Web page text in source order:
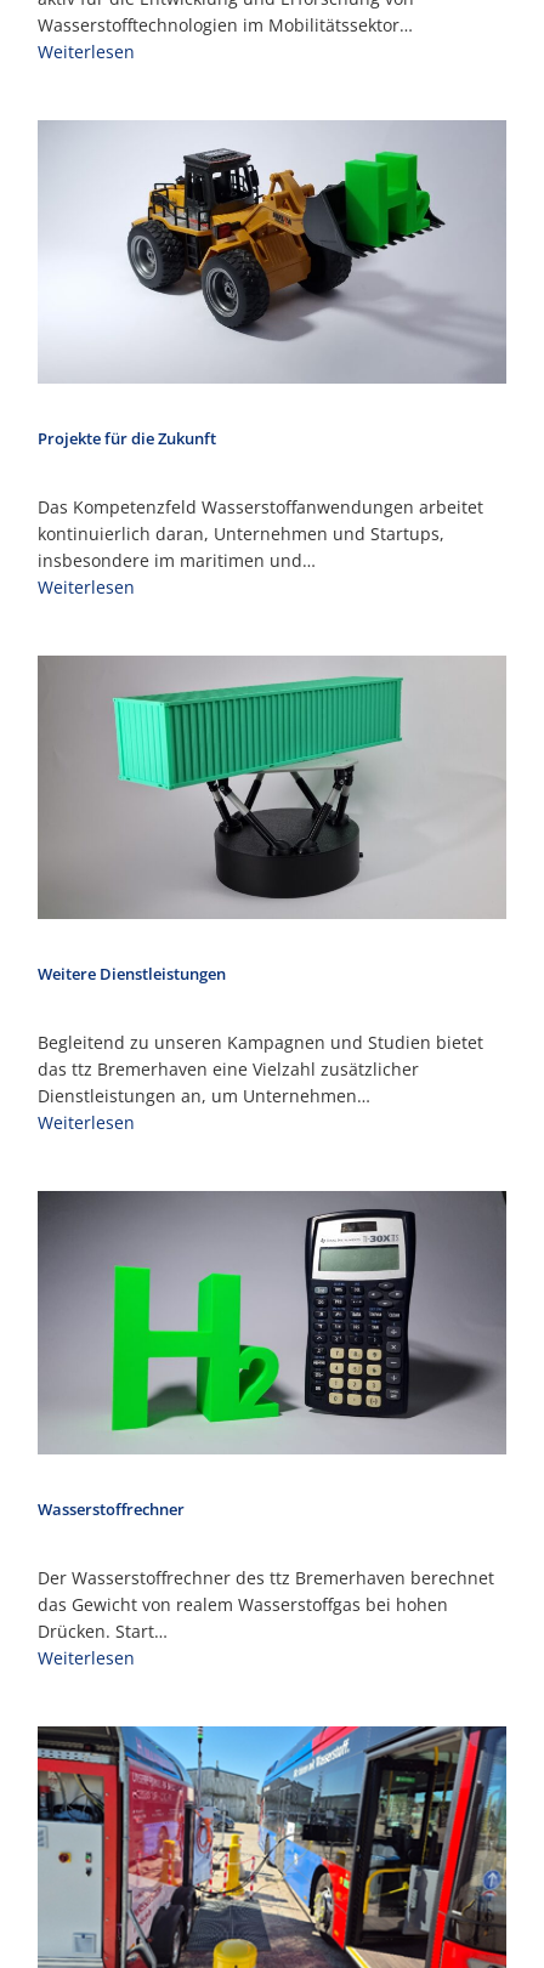
Wasserstofftechnologien im Mobilitätssektor…
Weiterlesen
Projekte für die Zukunft
Das Kompetenzfeld Wasserstoffanwendungen arbeitet
kontinuierlich daran, Unternehmen und Startups,
insbesondere im maritimen und…
Weiterlesen
Weitere Dienstleistungen
Begleitend zu unseren Kampagnen und Studien bietet
das ttz Bremerhaven eine Vielzahl zusätzlicher
Dienstleistungen an, um Unternehmen…
Weiterlesen
Wasserstoffrechner
Der Wasserstoffrechner des ttz Bremerhaven berechnet
das Gewicht von realem Wasserstoffgas bei hohen
Drücken. Start…
Weiterlesen